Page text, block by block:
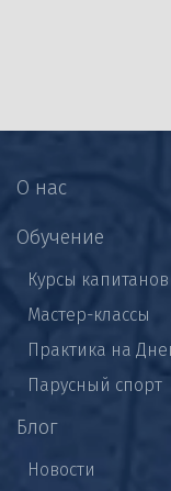
О нас
Обучение
Курсы капитанов
Мастер-классы
Практика на
Парусный спорт
Блог
Новости